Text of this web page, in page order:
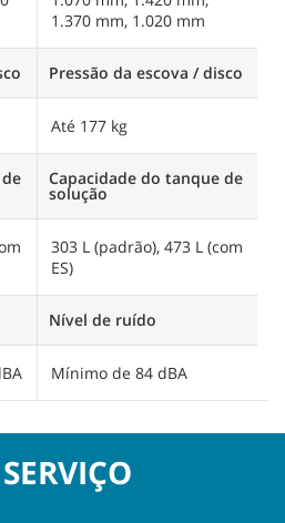
1.370 mm, 1.020 mm
Pressão da escova / disco
Até 177 kg
Capacidade do tanque de
solução
303 L (padrão), 473 L (com
ES)
Nível de ruído
Mínimo de 84 dBA